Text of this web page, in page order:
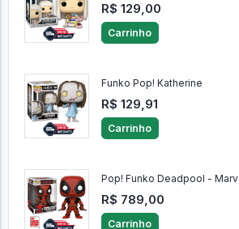
R$ 129,00
Carrinho
Funko Pop! Katherine
R$ 129,91
Carrinho
Pop! Funko Deadpool -
R$ 789,00
Carrinho